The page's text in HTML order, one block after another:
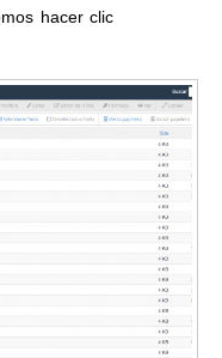
hacer clic